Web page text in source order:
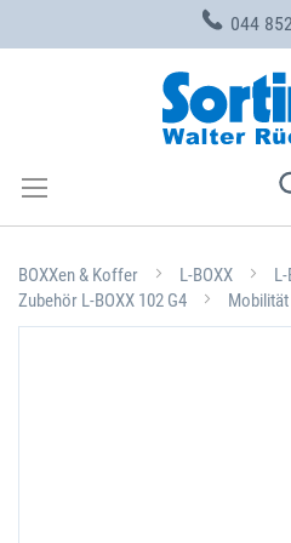
044
BOXXen & Koffer L-BOXX
Zubehör L-BOXX 102 G4
Mobilität